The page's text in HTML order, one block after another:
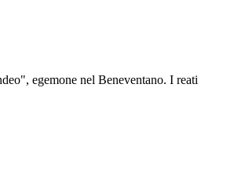
egemone nel Beneventano. I reati